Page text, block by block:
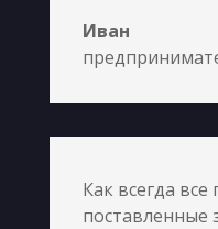
Иван
Как всегда
поставленные